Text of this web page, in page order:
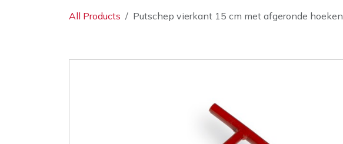
All Products Putschep vierkant 15 cm met afgeronde hoeken